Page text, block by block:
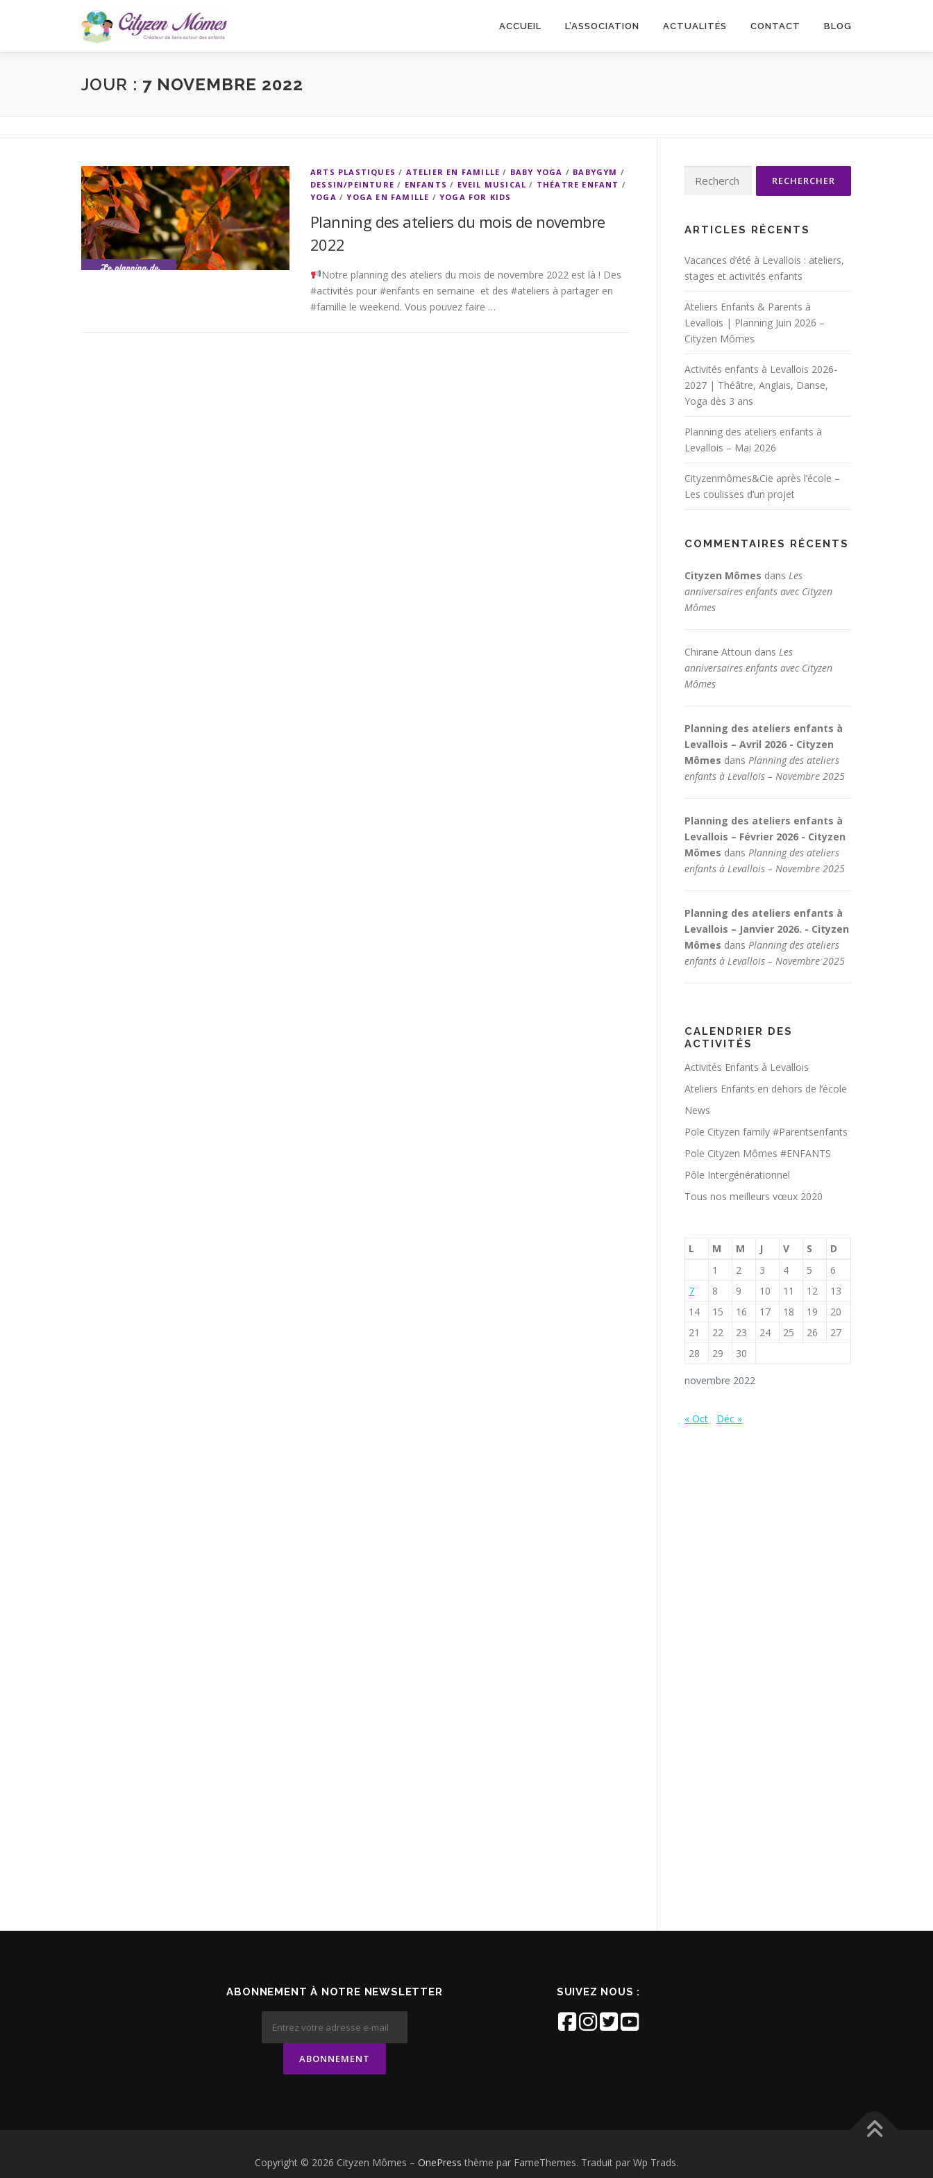
ACCUEIL L’ASSOCIATION ACTUALITÉS CONTACT BLOG
JOUR : 7 NOVEMBRE 2022
ARTS PLASTIQUES / ATELIER EN FAMILLE / BABY YOGA / BABYGYM /
DESSIN/PEINTURE / ENFANTS / EVEIL MUSICAL / THÉATRE ENFANT /
YOGA /YOGA EN FAMILLE /YOGA FOR KIDS
Planning des ateliers du mois de novembre
2022
Notre planning des ateliers du mois de novembre 2022 est là ! Des
#activités pour #enfants en semaine et des #ateliers à partager en
#famille le weekend. Vous pouvez faire …
ARTICLES RÉCENTS
Vacances d’été à Levallois : ateliers,
stages et activités enfants
Ateliers Enfants & Parents à
Levallois | Planning Juin 2026 –
Cityzen Mômes
Activités enfants à Levallois 2026-
2027 | Théâtre, Anglais, Danse,
Yoga dès 3 ans
Planning des ateliers enfants à
Levallois – Mai 2026
Cityzenmômes&Cie après l’école –
Les coulisses d’un projet
COMMENTAIRES RÉCENTS
Cityzen Mômes dans Les
anniversaires enfants avec Cityzen
Mômes
Chirane Attoun dans Les
anniversaires enfants avec Cityzen
Mômes
Planning des ateliers enfants à
Levallois – Avril 2026 - Cityzen
Mômes dans Planning des ateliers
enfants à Levallois – Novembre 2025
Planning des ateliers enfants à
Levallois – Février 2026 - Cityzen
Mômes dans Planning des ateliers
enfants à Levallois – Novembre 2025
Planning des ateliers enfants à
Levallois – Janvier 2026. - Cityzen
Mômes dans Planning des ateliers
enfants à Levallois – Novembre 2025
CALENDRIER DES
ACTIVITÉS
Activités Enfants à Levallois
Ateliers Enfants en dehors de l’école
News
Pole Cityzen family #Parentsenfants
Pole Cityzen Mômes #ENFANTS
Pôle Intergénérationnel
Tous nos meilleurs vœux 2020
novembre 2022
L M M J V S
D
1
2 3 4 5
6
7
8 9 10 11 12
13
14
15 16 17 18 19
20
21
22 23 24 25 26
27
28
29 30
« Oct Déc »
ABONNEMENT À NOTRE NEWSLETTER SUIVEZ NOUS :
Copyright © 2026 Cityzen Mômes – OnePress thème par FameThemes. Traduit par Wp Trads.